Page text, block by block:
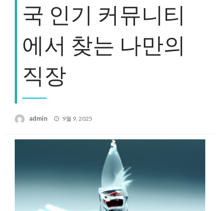
국 인기 커뮤니티
에서 찾는 나만의
직장
admin
Posted
9월 9, 2025